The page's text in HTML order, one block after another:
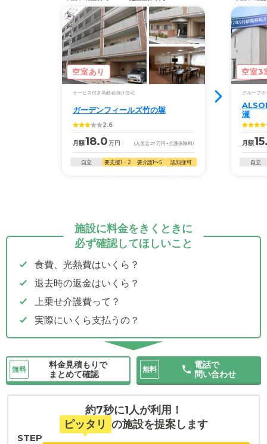
空室あり
サービス付き高齢者向け住宅
ガーデンフィールズ竹の塚
2.6
月額18.0万円 (入居金27 万円 +介護保険料)
自立 要支援1・2 要介護1〜5 認知症可
空室3
グループホ
瀬
月額
自立
施設に料金をきくときに
必ず確認してほしいこと
食費、光熱費はいくら？
退去時の返金はいくら？
上乗せ介護費って？
実際にいくら支払うの？
無料
料金見積もりで
まとめて確認
無料
電話で
問い合わせ
約7秒に1人が利用！
ピッタリ の施設を提案します
STEP